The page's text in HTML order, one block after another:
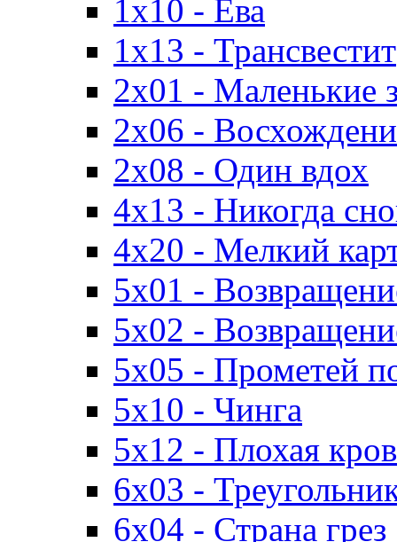
1x10 - Ева
1x13 - Трансвестит
2x01 - Маленькие
2x06 -
2x08 - Один вдох
4x13 - Никогда
4x20 - Мелкий
5x01 -
5x02 -
5x05 - Прометей
5x10 - Чинга
5x12 - Плохая
6x03 -
6x04 - Страна грез